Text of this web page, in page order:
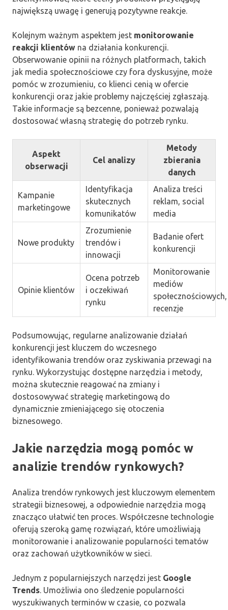
największą uwagę i generują pozytywne reakcje.
Kolejnym ważnym aspektem jest monitorowanie
reakcji klientów na działania konkurencji.
Obserwowanie opinii na różnych platformach, takich
jak media społecznościowe czy fora dyskusyjne, może
pomóc w zrozumieniu, co klienci cenią w ofercie
konkurencji oraz jakie problemy najczęściej zgłaszają.
Takie informacje są bezcenne, ponieważ pozwalają
dostosować własną strategię do potrzeb rynku.
Aspekt
obserwacji
Cel analizy
Metody
zbierania
danych
Kampanie
marketingowe
Identyfikacja
skutecznych
komunikatów
Analiza treści
reklam, social
media
Nowe produkty
Zrozumienie
trendów i
innowacji
Badanie ofert
konkurencji
Opinie klientów
Ocena potrzeb
i oczekiwań
rynku
Monitorowanie
mediów
społecznościowych,
recenzje
Podsumowując, regularne analizowanie działań
konkurencji jest kluczem do wczesnego
identyfikowania trendów oraz zyskiwania przewagi na
rynku. Wykorzystując dostępne narzędzia i metody,
można skutecznie reagować na zmiany i
dostosowywać strategię marketingową do
dynamicznie zmieniającego się otoczenia
biznesowego.
Jakie narzędzia mogą pomóc w
analizie trendów rynkowych?
Analiza trendów rynkowych jest kluczowym elementem
strategii biznesowej, a odpowiednie narzędzia mogą
znacząco ułatwić ten proces. Współczesne technologie
oferują szeroką gamę rozwiązań, które umożliwiają
monitorowanie i analizowanie popularności tematów
oraz zachowań użytkowników w sieci.
Jednym z popularniejszych narzędzi jest Google
Trends . Umożliwia ono śledzenie popularności
wyszukiwanych terminów w czasie, co pozwala